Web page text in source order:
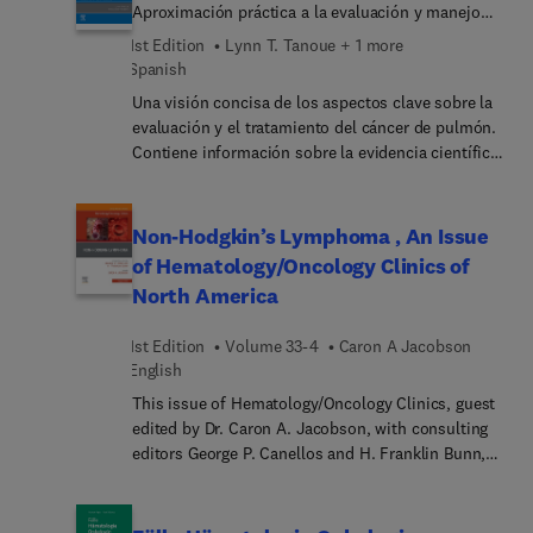
Complications, Iron Deficiency and Teen Blood
Donors, Advances in RBC Serology, Advances in
Immunotherapy, Therapeutic Monoclonal Antibody
Effect on RBC Compatibility Testing, Cell Therapy-
New Regulations and Standards, Alternatives to
Platelet and RBC Transfusions, New Hemostatic
Aproximación práctica a la evaluación y manejo
clínicos basados en la evidencia
1st Edition
Lynn T. Tanoue + 1 more
Spanish
Una visión concisa de los aspectos clave sobre la
evaluación y el tratamiento del cáncer de pulmón.
Contiene información sobre la evidencia científica
Abarca el diagnóstico y la evaluación de la
enfermedad, así como las distintas posibilidades
de tratamiento y las opciones de atención integral
para pacientes con cáncer de pulmón.
Non-Hodgkin’s Lymphoma , An Issue
of Hematology/Oncology Clinics of
North America
1st Edition Volume 33-4
Caron A Jacobson
English
This issue of Hematology/Oncology Clinics, guest
edited by Dr. Caron A. Jacobson, with consulting
editors George P. Canellos and H. Franklin Bunn,
Genetics, Molecular Biology and Classification of B